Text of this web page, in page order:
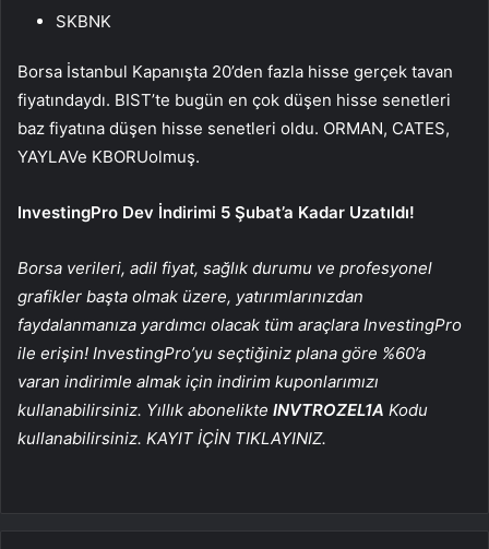
SKBNK
Borsa İstanbul Kapanışta 20’den fazla hisse gerçek tavan
fiyatındaydı. BIST’te bugün en çok düşen hisse senetleri
baz fiyatına düşen hisse senetleri oldu. ORMAN, CATES,
YAYLAVe KBORUolmuş.
InvestingPro Dev İndirimi 5 Şubat’a Kadar Uzatıldı!
Borsa verileri, adil fiyat, sağlık durumu ve profesyonel
grafikler başta olmak üzere, yatırımlarınızdan
faydalanmanıza yardımcı olacak tüm araçlara InvestingPro
ile erişin! InvestingPro’yu seçtiğiniz plana göre %60’a
varan indirimle almak için indirim kuponlarımızı
kullanabilirsiniz. Yıllık abonelikte INVTROZEL1A Kodu
kullanabilirsiniz. KAYIT İÇİN TIKLAYINIZ.